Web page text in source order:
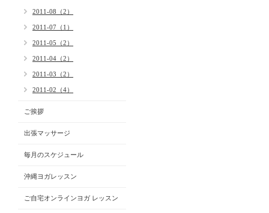
2011-08（2）
2011-07（1）
2011-05（2）
2011-04（2）
2011-03（2）
2011-02（4）
ご挨拶
出張マッサージ
毎月のスケジュール
沖縄ヨガレッスン
ご自宅オンラインヨガ レッスン